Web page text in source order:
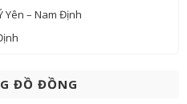
Yên – Nam Định
ĐỒ ĐỒNG